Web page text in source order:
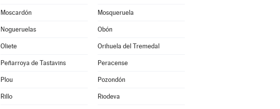
Moscardón Mosqueruela
Nogueruelas Obón
Oliete Orihuela del Tremedal
Peñarroya de Tastavins Peracense
Plou Pozondón
Rillo Riodeva